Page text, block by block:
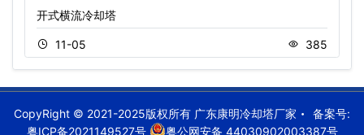
开式横流冷却塔
11-05 385
CopyRight © 2021-2025版权所有 广东康明冷却塔厂家
备案号:
粤ICP备2021149527号
粤公网安备 44030902003387号